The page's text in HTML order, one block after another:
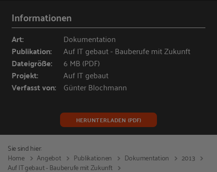
Informationen
Art: Dokumentation
Publikation: Auf IT gebaut - Bauberufe mit Zukunft
Dateigröße: 6 MB (PDF)
Projekt: Auf IT gebaut
Verfasst von: Günter Blochmann
HERUNTERLADEN (PDF)
Sie sind hier:
Home
Angebot Publikationen Dokumentation
2013
Auf IT gebaut - Bauberufe mit Zukunft